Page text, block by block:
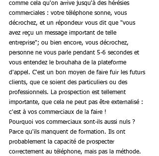
comme cela qu'on arrive jusqu'à des hérésies
commerciales : votre téléphone sonne, vous
décrochez, et un répondeur vous dit que "vous
avez reçu un message important de telle
entreprise"; ou bien encore, vous décrochez,
personne ne vous parle pendant 5-6 secondes et
vous entendez le brouhaha de la plateforme
d'appel. C'est un bon moyen de faire fuir les futurs
clients, que ce soient des particuliers ou des
professionnels. La prospection est tellement
importante, que cela ne peut pas être externalisé :
c'est à vos commerciaux de la faire !
Pourquoi vos commerciaux sont-ils aussi nuls ?
Parce qu'ils manquent de formation. Ils ont
probablement la capacité de prospecter
correctement au téléphone, mais pas la méthode.